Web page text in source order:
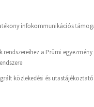
infokommunikációs
a Prümi egyezmény
közlekedési és